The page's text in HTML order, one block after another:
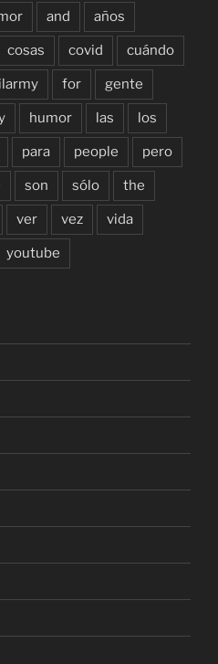
and años
cosas covid cuándo
for gente
humor las los
para people pero
son sólo the
ver vez vida
youtube